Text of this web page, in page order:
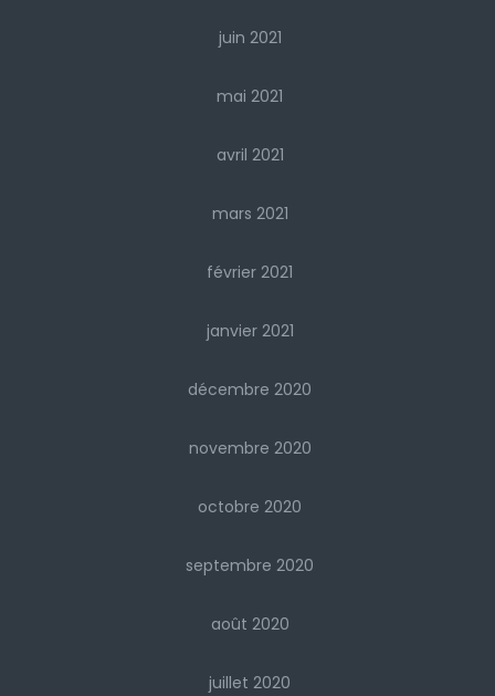
juin 2021
mai 2021
avril 2021
mars 2021
février 2021
janvier 2021
décembre 2020
novembre 2020
octobre 2020
septembre 2020
août 2020
juillet 2020